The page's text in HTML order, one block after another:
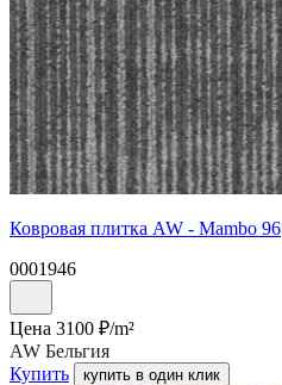
Ковровая плитка AW - Mambo 96
0001946
Цена 3100 ₽/m²
AW Бельгия
Купить
купить в один клик